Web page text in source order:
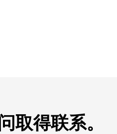
取得联系。